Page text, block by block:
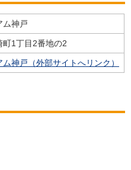
ム神戸
1丁目2番地の2
神戸（外部サイトへリンク）